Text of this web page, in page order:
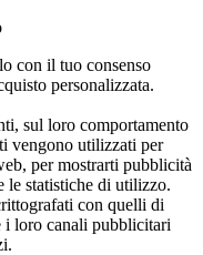
con il tuo consenso
personalizzata.
sul loro comportamento
vengono utilizzati per
per mostrarti pubblicità
le statistiche di utilizzo.
con quelli di
i loro canali pubblicitari